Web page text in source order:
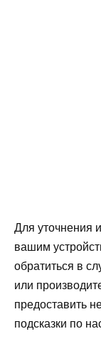
Для уточнения
вашим
обратиться в
или
предоставить
подсказки по